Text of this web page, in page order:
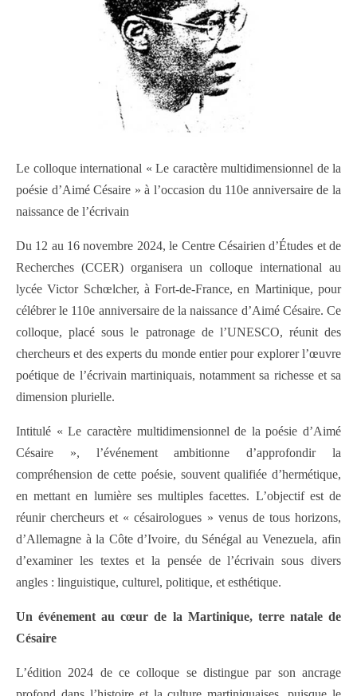
Le colloque international « Le caractère multidimensionnel de la
poésie d’Aimé Césaire » à l’occasion du 110e anniversaire de la
naissance de l’écrivain
Du 12 au 16 novembre 2024, le Centre Césairien d’Études et de
Recherches (CCER) organisera un colloque international au
lycée Victor Schœlcher, à Fort-de-France, en Martinique, pour
célébrer le 110e anniversaire de la naissance d’Aimé Césaire. Ce
colloque, placé sous le patronage de l’UNESCO, réunit des
chercheurs et des experts du monde entier pour explorer l’œuvre
poétique de l’écrivain martiniquais, notamment sa richesse et sa
dimension plurielle.
Intitulé « Le caractère multidimensionnel de la poésie d’Aimé
Césaire », l’événement ambitionne d’approfondir la
compréhension de cette poésie, souvent qualifiée d’hermétique,
en mettant en lumière ses multiples facettes. L’objectif est de
réunir chercheurs et « césairologues » venus de tous horizons,
d’Allemagne à la Côte d’Ivoire, du Sénégal au Venezuela, afin
d’examiner les textes et la pensée de l’écrivain sous divers
angles : linguistique, culturel, politique, et esthétique.
Un événement au cœur de la Martinique, terre natale de
Césaire
L’édition 2024 de ce colloque se distingue par son ancrage